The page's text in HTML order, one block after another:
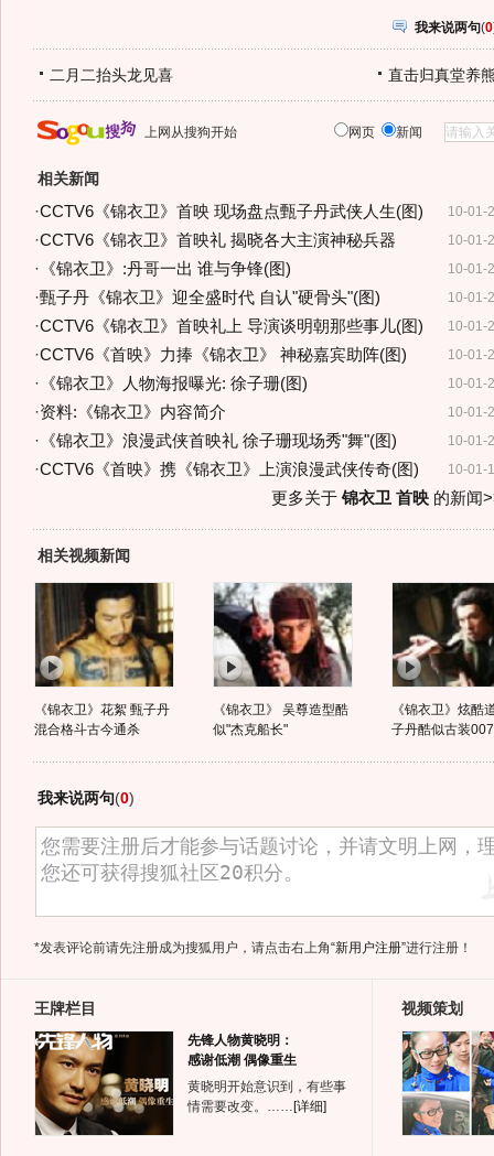
我来说两句(0
二月二抬头龙见喜 直击归真堂养
上网从搜狗开始 网页 新闻
相关新闻
10-01-
·CCTV6《锦衣卫》首映 现场盘点甄子丹武侠人生(图)
10-01-
·CCTV6《锦衣卫》首映礼 揭晓各大主演神秘兵器
10-01-
· 《锦衣卫》:丹哥一出 谁与争锋(图)
10-01-
·甄子丹《锦衣卫》迎全盛时代 自认"硬骨头"(图)
10-01-
·CCTV6《锦衣卫》首映礼上 导演谈明朝那些事儿(图)
10-01-
·CCTV6《首映》力捧《锦衣卫》 神秘嘉宾助阵(图)
10-01-
· 《锦衣卫》人物海报曝光: 徐子珊(图)
10-01-
·资料:《锦衣卫》内容简介
10-01-
· 《锦衣卫》浪漫武侠首映礼 徐子珊现场秀"舞"(图)
10-01-
·CCTV6《首映》携《锦衣卫》上演浪漫武侠传奇(图)
更多关于 锦衣卫 首映的新闻
相关视频新闻
《锦衣卫》花絮 甄子丹
混合格斗古今通杀
《锦衣卫》 吴尊造型酷
似"杰克船长"
《锦衣卫》炫酷
子丹酷似古装007
我来说两句(0)
*发表评论前请先注册成为搜狐用户，请点击右上角“新用户注册”进行注册！
王牌栏目
先锋人物黄晓明：
感谢低潮 偶像重生
黄晓明开始意识到，有些事
情需要改变。…… [详细]
视频策划